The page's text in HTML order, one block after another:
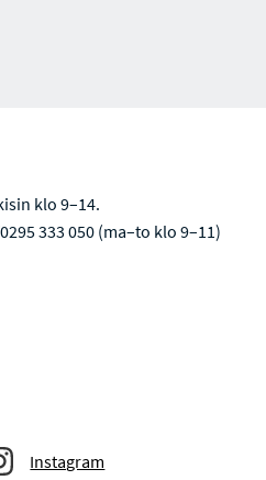
klo 9–14.
0295 333 050 (ma–to klo 9–11)
Instagram